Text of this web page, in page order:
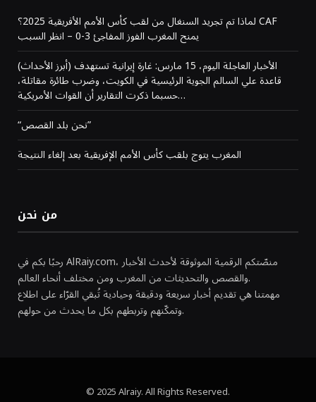
لماذا تم تجريد السنغال من لقب كأس الأمم الأفريقية 2025؟ CAF
يمنح المغرب الفوز المفاجئ 3-0 – انظر السبب
(أبرز الأحداث) الأخبار العاجلة اليوم، 15 مارس: غارة إيرانية تستهدف
قاعدة علي السالم الجوية الرئيسية في الكويت، وضرب طائرة مقاتلة،
حسبما ذكرت التقارير أن القوات الأمريكية…
“نحن بلد القصص”
المغرب يتوج بلقب كأس الأمم الإفريقية بعد إلغاء النتيجة
من نحن
رحبًا بكم في AlRaiy.com، منصّتكم الرقمية الموثوقة لأحدث الأخبار
والقصص والتحديثات من المغرب ومن مختلف أنحاء العالم.
مهمتنا هي تقديم أخبار سريعة ودقيقة وحيادية تُبقي القرّاء على اطلاع
وتمكّنهم وتربطهم بكل ما يحدث من حولهم.
© 2025 Alraiy. All Rights Reserved.